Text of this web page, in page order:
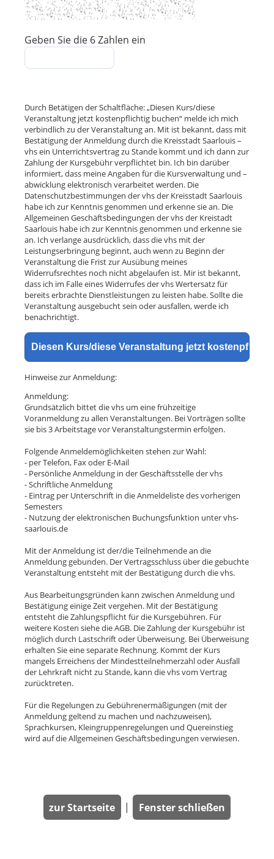
Geben Sie die 6 Zahlen ein
Durch Betätigen der Schaltfläche: „Diesen Kurs/diese
Veranstaltung jetzt kostenpflichtig buchen“ melde ich mich
verbindlich zu der Veranstaltung an. Mit ist bekannt, dass mit
Bestätigung der Anmeldung durch die Kreisstadt Saarlouis –
vhs ein Unterrichtsvertrag zu Stande kommt und ich dann zur
Zahlung der Kursgebühr verpflichtet bin. Ich bin darüber
informiert, dass meine Angaben für die Kursverwaltung und –
abwicklung elektronisch verarbeitet werden. Die
Datenschutzbestimmungen der vhs der Kreisstadt Saarlouis
habe ich zur Kenntnis genommen und erkenne sie an. Die
Allgemeinen Geschäftsbedingungen der vhs der Kreistadt
Saarlouis habe ich zur Kenntnis genommen und erkenne sie
an. Ich verlange ausdrücklich, dass die vhs mit der
Leistungserbringung beginnt, auch wenn zu Beginn der
Veranstaltung die Frist zur Ausübung meines
Widerrufsrechtes noch nicht abgelaufen ist. Mir ist bekannt,
dass ich im Falle eines Widerrufes der vhs Wertersatz für
bereits erbrachte Dienstleistungen zu leisten habe. Sollte die
Veranstaltung ausgebucht sein oder ausfallen, werde ich
benachrichtigt.
Hinweise zur Anmeldung:
Anmeldung:
Grundsätzlich bittet die vhs um eine frühzeitige
Voranmeldung zu allen Veranstaltungen. Bei Vorträgen sollte
sie bis 3 Arbeitstage vor Veranstaltungstermin erfolgen.
Folgende Anmeldemöglichkeiten stehen zur Wahl:
- per Telefon, Fax oder E-Mail
- Persönliche Anmeldung in der Geschäftsstelle der vhs
- Schriftliche Anmeldung
- Eintrag per Unterschrift in die Anmeldeliste des vorherigen
Semesters
- Nutzung der elektronischen Buchungsfunktion unter vhs-
saarlouis.de
Mit der Anmeldung ist der/die Teilnehmende an die
Anmeldung gebunden. Der Vertragsschluss über die gebuchte
Veranstaltung entsteht mit der Bestätigung durch die vhs.
Aus Bearbeitungsgründen kann zwischen Anmeldung und
Bestätigung einige Zeit vergehen. Mit der Bestätigung
entsteht die Zahlungspflicht für die Kursgebühren. Für
weitere Kosten siehe die AGB. Die Zahlung der Kursgebühr ist
möglich durch Lastschrift oder Überweisung. Bei Überweisung
erhalten Sie eine separate Rechnung. Kommt der Kurs
mangels Erreichens der Mindestteilnehmerzahl oder Ausfall
der Lehrkraft nicht zu Stande, kann die vhs vom Vertrag
zurücktreten.
Für die Regelungen zu Gebührenermäßigungen (mit der
Anmeldung geltend zu machen und nachzuweisen),
Sprachkursen, Kleingruppenregelungen und Quereinstieg
wird auf die Allgemeinen Geschäftsbedingungen verwiesen.
zur Startseite | Fenster schließen